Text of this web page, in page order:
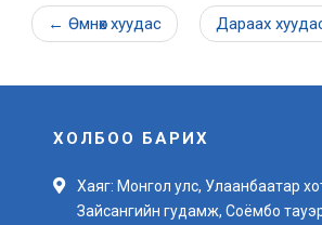
← Өмнөххуудас Дараах
ХОЛБОО БАРИХ
Хаяг: Монгол улс, Улаанбаатар
Зайсангийн гудамж, Соёмбо